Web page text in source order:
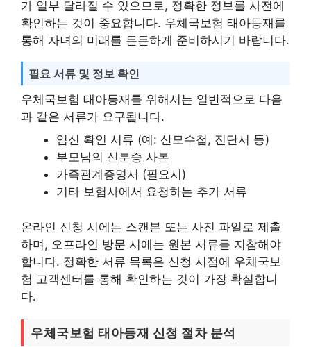
가 일부 달라질 수 있으므로, 정확한 정보를 사전에
확인하는 것이 중요합니다. 우체국보험 태아등재를
통해 자녀의 미래를 든든하게 준비하시기 바랍니다.
필요 서류 및 정보 확인
우체국보험 태아등재를 위해서는 일반적으로 다음
과 같은 서류가 요구됩니다.
임신 확인 서류 (예: 산모수첩, 진단서 등)
부모님의 신분증 사본
가족관계증명서 (필요시)
기타 보험사에서 요청하는 추가 서류
온라인 신청 시에는 스캔본 또는 사진 파일로 제출
하며, 오프라인 방문 시에는 원본 서류를 지참해야
합니다. 정확한 서류 목록은 신청 시점에 우체국보
험 고객센터를 통해 확인하는 것이 가장 확실합니
다.
우체국보험 태아등재 신청 절차 분석